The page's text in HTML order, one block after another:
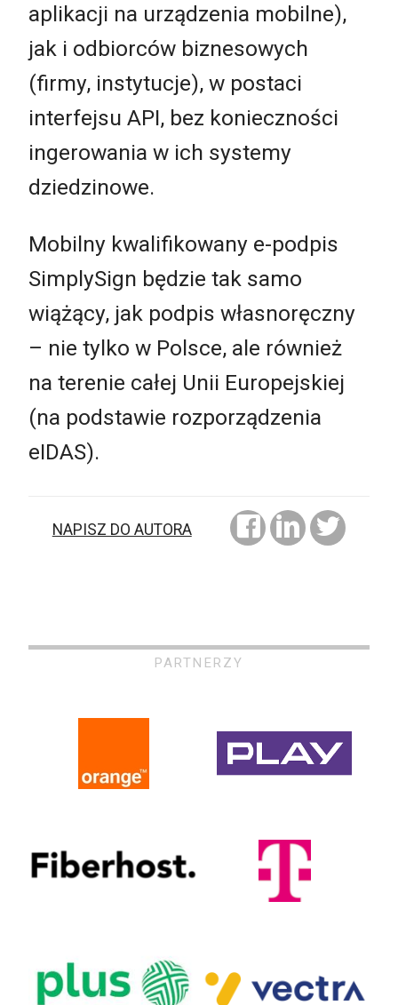
aplikacji na urządzenia mobilne),
jak i odbiorców biznesowych
(firmy, instytucje), w postaci
interfejsu API, bez konieczności
ingerowania w ich systemy
dziedzinowe.
Mobilny kwalifikowany e-podpis
SimplySign będzie tak samo
wiążący, jak podpis własnoręczny
– nie tylko w Polsce, ale również
na terenie całej Unii Europejskiej
(na podstawie rozporządzenia
eIDAS).
NAPISZ DO AUTORA
PARTNERZY